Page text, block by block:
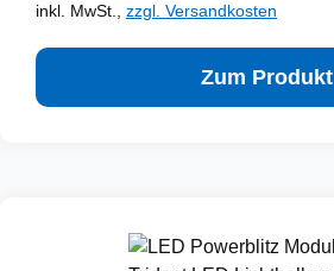
inkl. MwSt., zzgl. Versandkosten
Zum Produkt